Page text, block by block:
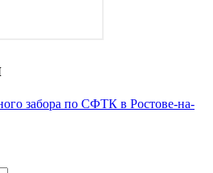
забора по СФТК в Ростове-на-